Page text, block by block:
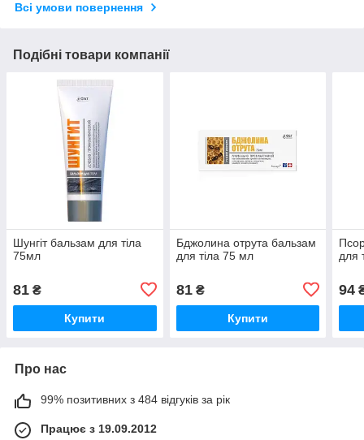
Всі умови повернення
Подібні товари компанії
Шунгіт бальзам для тіла
75мл
81 ₴
Купити
Бджолина отрута бальзам
для тіла 75 мл
81₴
Купити
для
94
Про нас
99% позитивних з 484 відгуків за рік
Працює з 19.09.2012